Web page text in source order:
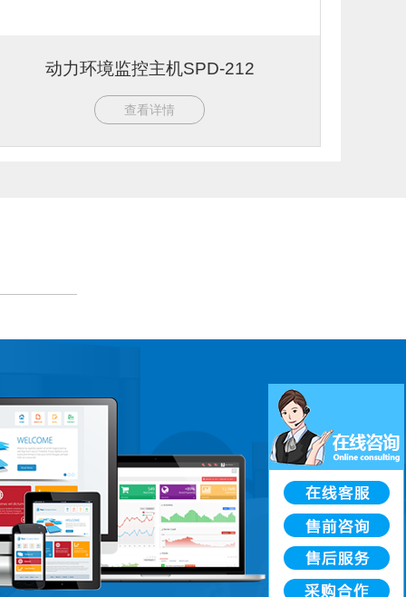
动力环境监控主机SPD-212
查看详情